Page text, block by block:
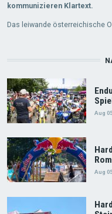
kommunizieren Klartext.
Das leiwande österreichische
Aug
Aug